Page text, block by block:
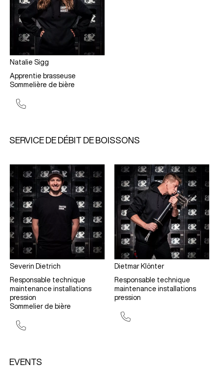
Natalie Sigg
Apprentie brasseuse
Sommelière de bière
SERVICE DE DÉBIT DE BOISSONS
Severin Dietrich
Responsable technique
maintenance installations
pression
Sommelier de bière
Dietmar Klönter
Responsable technique
maintenance installations
pression
EVENTS